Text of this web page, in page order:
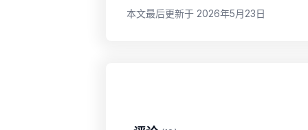
本文最后更新于 2026年5月23日